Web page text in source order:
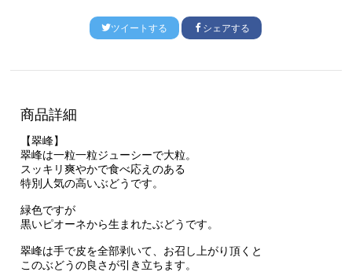
ツイートする シェアする
商品詳細
【翠峰】
翠峰は一粒一粒ジューシーで大粒。
スッキリ爽やかで食べ応えのある
特別人気の高いぶどうです。
緑色ですが
黒いピオーネから生まれたぶどうです。
翠峰は手で皮を全部剥いて、お召し上がり頂くと
このぶどうの良さが引き立ちます。